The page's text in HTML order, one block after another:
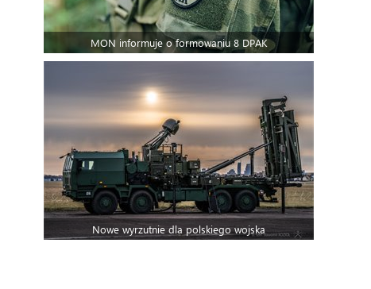
MON informuje o formowaniu 8 DPAK
Nowe wyrzutnie dla polskiego wojska